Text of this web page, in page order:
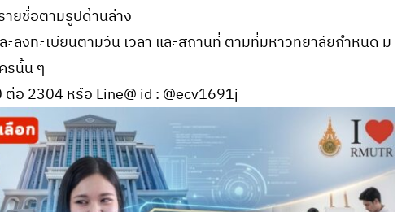
ยชื่อตามรูปด้านล่าง
ลงทะเบียนตามวัน เวลา และสถานที่ ตามที่มหาวิทยาลัยกำหนด มิ
รนั้น ๆ
อ 2304 หรือ Line@ id : @ecv1691j